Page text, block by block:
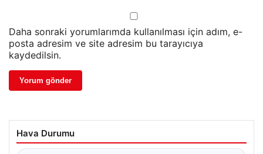
Daha sonraki yorumlarımda kullanılması için adım, e-
posta adresim ve site adresim bu tarayıcıya
kaydedilsin.
Hava Durumu